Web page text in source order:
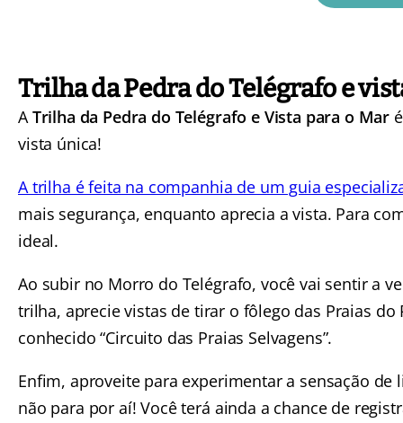
Trilha da Pedra do Telégrafo e
ATrilha da Pedra do Telégrafo e Vista para o Mar
vista única!
A trilha é feita na companhia de um guia
mais segurança, enquanto aprecia a vista. Para
ideal.
Ao subir no Morro do Telégrafo, você vai sentir a
trilha, aprecie vistas de tirar o fôlego das Praias
conhecido “Circuito das Praias Selvagens”.
Enfim, aproveite para experimentar a sensação
não para por aí! Você terá ainda a chance de